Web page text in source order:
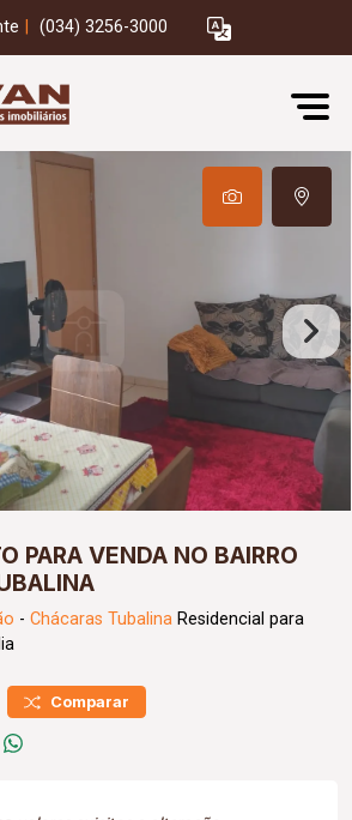
(034) 3256-3000
PARA VENDA NO BAIRRO
- Chácaras Tubalina Residencial para
Comparar